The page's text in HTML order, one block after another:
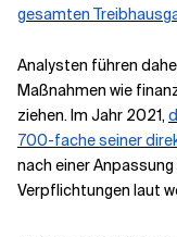
gesamten
Analysten führen
Maßnahmen wie
ziehen. Im Jahr 2021,
700-fache seiner
nach einer
Verpflichtungen laut